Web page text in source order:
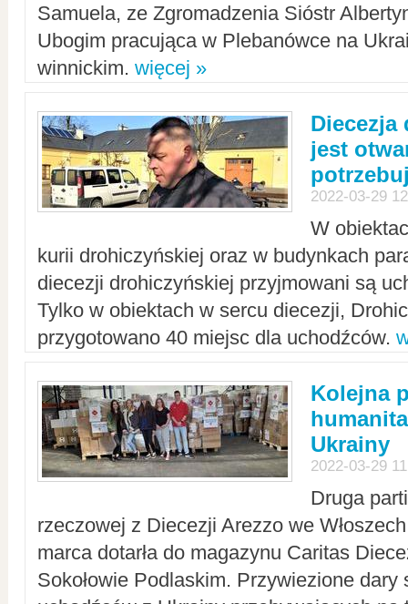
Samuela, ze Zgromadzenia Sióstr
Ubogim pracująca w Plebanówce na
winnickim. więcej »
Diecezja
jest
2022-03-29
W
kurii drohiczyńskiej oraz w budynkach
diecezji drohiczyńskiej przyjmowani są
Tylko w obiektach w sercu diecezji,
przygotowano 40 miejsc dla uchodźców.
Kolejna
Ukrainy
2022-03-29
Druga
rzeczowej z Diecezji Arezzo we
marca dotarła do magazynu Caritas
Sokołowie Podlaskim. Przywiezione dary